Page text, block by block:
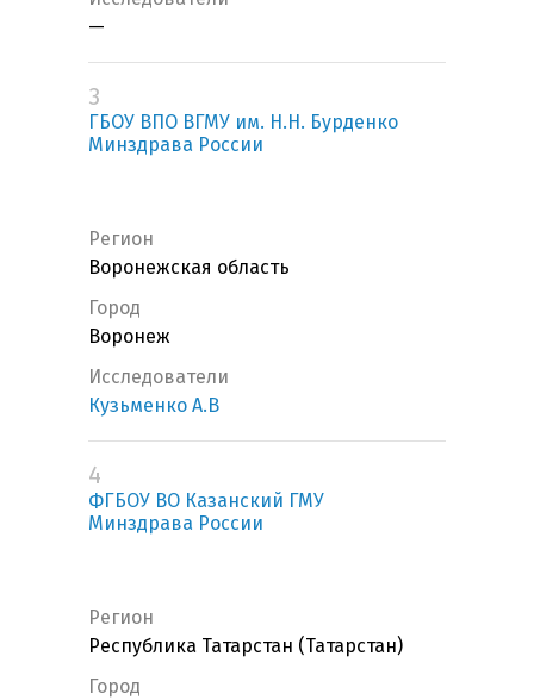
—
3
ГБОУ ВПО ВГМУ им. Н.Н. Бурденко
Минздрава России
Регион
Воронежская область
Город
Воронеж
Исследователи
Кузьменко А.В
4
ФГБОУ ВО Казанский ГМУ
Минздрава России
Регион
Республика Татарстан (Татарстан)
Город